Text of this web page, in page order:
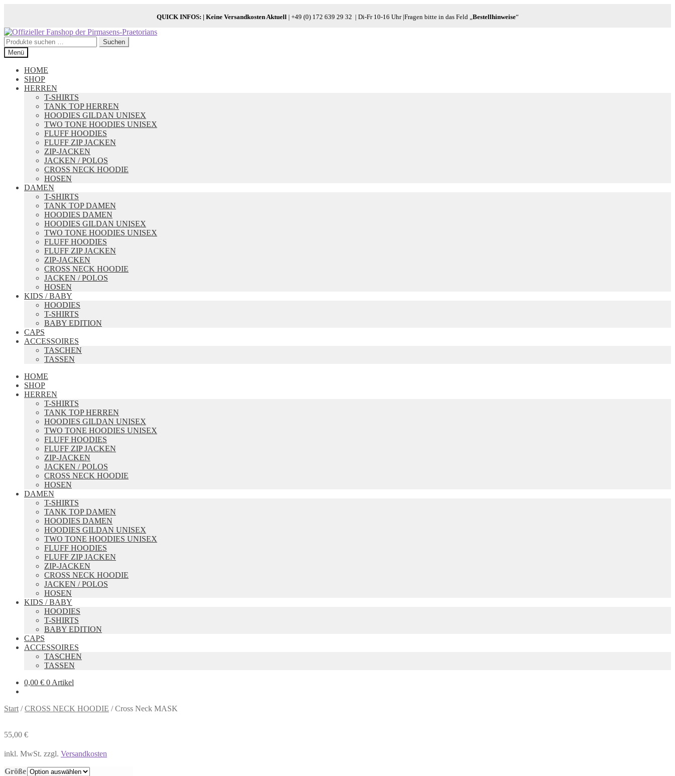
QUICK INFOS: | Keine Versandkosten Aktuell | +49 (0) 172 639 29 32 | Di-Fr 10-16 Uhr |Fragen bitte in das Feld „Bestellhinweise“
Zur
Navigation
springen
Zum
Inhalt
springen
Suchen
nach:
Suchen
Menü
HOME
SHOP
HERREN
T-SHIRTS
TANK TOP HERREN
HOODIES GILDAN UNISEX
TWO TONE HOODIES UNISEX
FLUFF HOODIES
FLUFF ZIP JACKEN
ZIP-JACKEN
JACKEN / POLOS
CROSS NECK HOODIE
HOSEN
DAMEN
T-SHIRTS
TANK TOP DAMEN
HOODIES DAMEN
HOODIES GILDAN UNISEX
TWO TONE HOODIES UNISEX
FLUFF HOODIES
FLUFF ZIP JACKEN
ZIP-JACKEN
CROSS NECK HOODIE
JACKEN / POLOS
HOSEN
KIDS / BABY
HOODIES
T-SHIRTS
BABY EDITION
CAPS
ACCESSOIRES
TASCHEN
TASSEN
HOME
SHOP
HERREN
T-SHIRTS
TANK TOP HERREN
HOODIES GILDAN UNISEX
TWO TONE HOODIES UNISEX
FLUFF HOODIES
FLUFF ZIP JACKEN
ZIP-JACKEN
JACKEN / POLOS
CROSS NECK HOODIE
HOSEN
DAMEN
T-SHIRTS
TANK TOP DAMEN
HOODIES DAMEN
HOODIES GILDAN UNISEX
TWO TONE HOODIES UNISEX
FLUFF HOODIES
FLUFF ZIP JACKEN
ZIP-JACKEN
CROSS NECK HOODIE
JACKEN / POLOS
HOSEN
KIDS / BABY
HOODIES
T-SHIRTS
BABY EDITION
CAPS
ACCESSOIRES
TASCHEN
TASSEN
0,00 € 0 Artikel
Start /CROSS NECK HOODIE /Cross Neck MASK
55,00 €
inkl. MwSt. zzgl. Versandkosten
Größe